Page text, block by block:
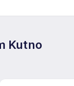
Kutno